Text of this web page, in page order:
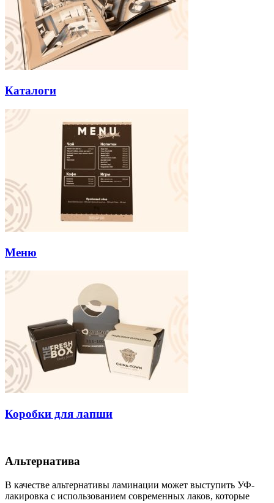
Каталоги
Меню
Коробки для лапши
Альтернатива
В качестве альтернативы ламинации может выступить УФ-
лакировка с использованием современных лаков, которые